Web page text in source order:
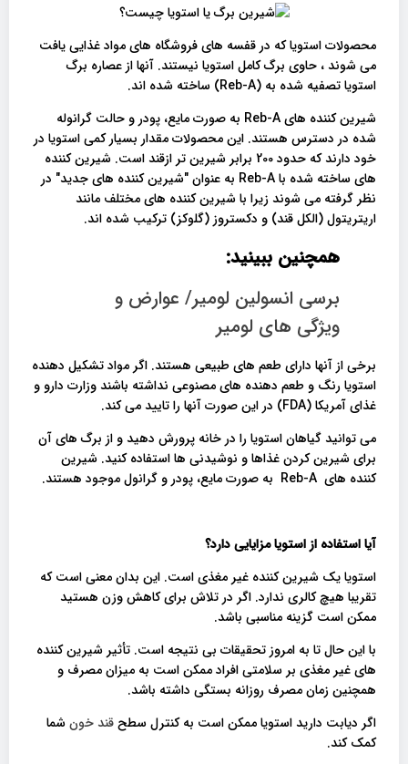
محصولات استویا که در قفسه های فروشگاه های مواد غذایی یافت
می شوند ، حاوی برگ کامل استویا نیستند. آنها از عصاره برگ
استویا تصفیه شده به (Reb-A) ساخته شده اند.
شیرین کننده های Reb-A به صورت مایع، پودر و حالت گرانوله
شده در دسترس هستند. این محصولات مقدار بسیار کمی استویا در
خود دارند که حدود 200 برابر شیرین تر ازقند است. شیرین کننده
های ساخته شده با Reb-A به عنوان "شیرین کننده های جدید" در
نظر گرفته می شوند زیرا با شیرین کننده های مختلف مانند
اریتریتول (الکل قند) و دکستروز (گلوکز) ترکیب شده اند.
همچنین ببینید:
برسی انسولین لومیر/ عوارض و
ویژگی های لومیر
برخی از آنها دارای طعم های طبیعی هستند. اگر مواد تشکیل دهنده
استویا رنگ و طعم دهنده های مصنوعی نداشته باشند وزارت دارو و
غذای آمریکا (FDA) در این صورت آنها را تایید می کند.
می توانید گیاهان استویا را در خانه پرورش دهید و از برگ های آن
برای شیرین کردن غذاها و نوشیدنی ها استفاده کنید. شیرین
کننده های Reb-A به صورت مایع، پودر و گرانول موجود هستند.
آیا استفاده از استویا مزایایی دارد؟
استویا یک شیرین کننده غیر مغذی است. این بدان معنی است که
تقریبا هیچ کالری ندارد. اگر در تلاش برای کاهش وزن هستید
ممکن است گزینه مناسبی باشد.
با این حال تا به امروز تحقیقات بی نتیجه است. تأثیر شیرین کننده
های غیر مغذی بر سلامتی افراد ممکن است به میزان مصرف و
همچنین زمان مصرف روزانه بستگی داشته باشد.
اگر دیابت دارید استویا ممکن است به کنترل سطحقند خونشما
کمک کند.